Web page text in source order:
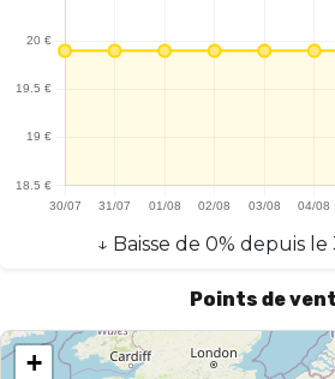
↓ Baisse de 0% depuis le
Points de
+